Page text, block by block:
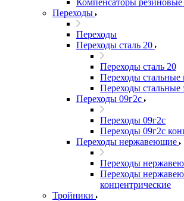
Компенсаторы
Переходы
Переходы
Переходы сталь 20
Переходы сталь 20
Переходы стальные
Переходы стальные
Переходы 09г2с
Переходы 09г2с
Переходы 09г2с
Переходы нержавеющие
Переходы
Переходы
концентрические
Тройники